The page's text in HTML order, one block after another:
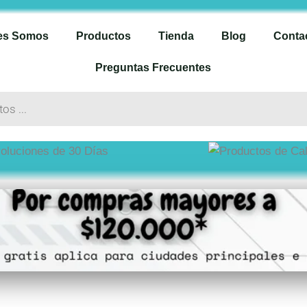
Somos Productos Tienda Blog
Preguntas Frecuentes